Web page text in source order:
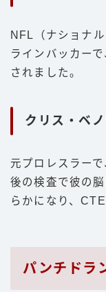
NFL（ナショナ
ラインバッカー
されました。
クリス・ベ
元プロレスラー
後の検査で彼の
らかになり、
パンチドラ